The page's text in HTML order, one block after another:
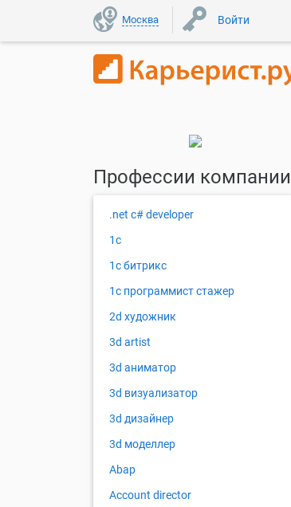
Москва Войти
Профессии компании
.net c# developer
1с
1с битрикс
1с программист стажер
2d художник
3d artist
3d аниматор
3d визуализатор
3d дизайнер
3d моделлер
Abap
Account director